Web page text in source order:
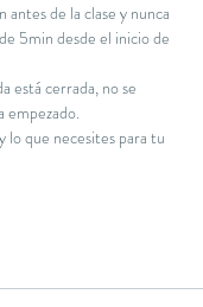
de la clase y nunca
5min desde el inicio de
está cerrada, no se
empezado.
lo que necesites para tu